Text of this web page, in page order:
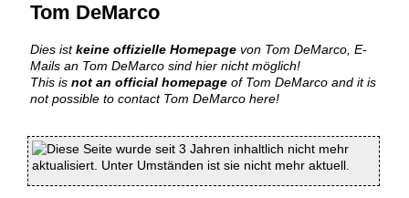
Tom DeMarco
Dies istkeine offizielle Homepage von Tom DeMarco, E-
Mails an Tom DeMarco sind hier nicht möglich!
This is not an official homepage of Tom DeMarco and it is
not possible to contact Tom DeMarco here!
Diese Seite wurde seit 3 Jahren inhaltlich nicht mehr
aktualisiert. Unter Umständen ist sie nicht mehr aktuell.